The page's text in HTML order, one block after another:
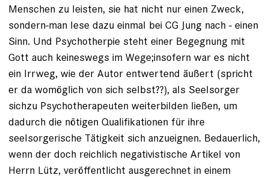
Menschen zu leisten, sie hat nicht nur einen Zweck,
sondern-man lese dazu einmal bei CG Jung nach - einen
Sinn. Und Psychotherpie steht einer Begegnung mit
Gott auch keineswegs im Wege;insofern war es nicht
ein Irrweg, wie der Autor entwertend äußert (spricht
er da womöglich von sich selbst??), als Seelsorger
sichzu Psychotherapeuten weiterbilden ließen, um
dadurch die nötigen Qualifikationen für ihre
seelsorgerische Tätigkeit sich anzueignen. Bedauerlich,
wenn der doch reichlich negativistische Artikel von
Herrn Lütz, veröffentlicht ausgerechnet in einem